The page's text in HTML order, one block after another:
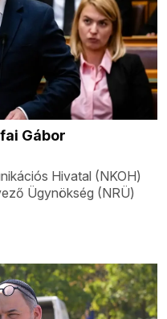
Gábor
Hivatal (NKOH)
Ügynökség (NRÜ)